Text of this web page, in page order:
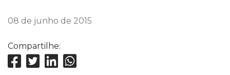
08 de junho de 2015
Compartilhe: